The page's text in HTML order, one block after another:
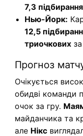
7,3 підбирання
Нью-Йорк:
12,5
триочкових
Прогноз
Очікується
обидві команди
очок за гру.
майданчика та
але Нікс